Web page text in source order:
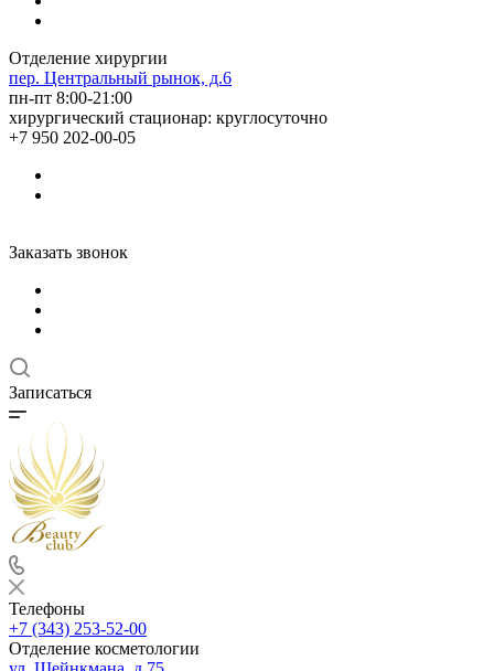
Отделение хирургии
пер. Центральный рынок, д.6
пн-пт 8:00-21:00
хирургический стационар: круглосуточно
+7 950 202-00-05
Заказать звонок
Записаться
Телефоны
+7 (343) 253-52-00
Отделение косметологии